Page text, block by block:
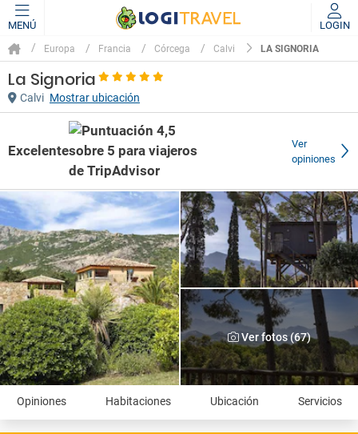
MENÚ LOGIN
Europa Francia Córcega Calvi LA SIGNORIA
La Signoria
Calvi Mostrar ubicación
Excelente
Ver
opiniones
Ver fotos (67)
Opiniones Habitaciones Ubicación Servicios